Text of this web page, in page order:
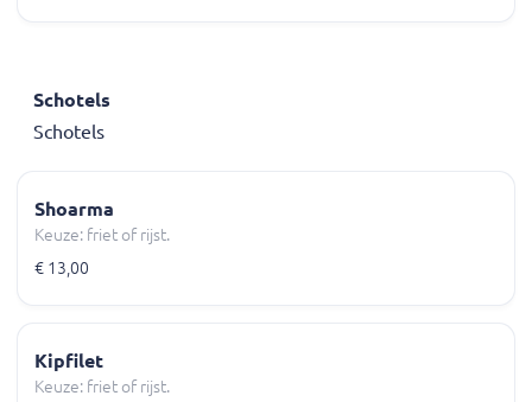
Schotels
Schotels
Shoarma
Keuze: friet of rijst.
€ 13,00
Kipfilet
Keuze: friet of rijst.